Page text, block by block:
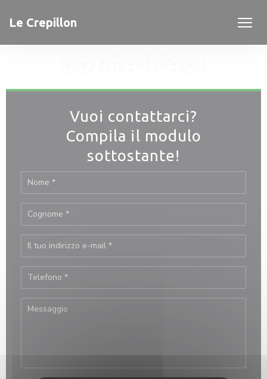
Le Crepillon
Vuoi contattarci?
Compila il modulo
sottostante!